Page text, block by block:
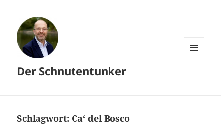
Der Schnutentunker
Schlagwort: Ca‘ del Bosco